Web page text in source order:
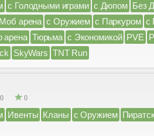
с Голодными играми с Дюпом Без
Моб арена с Оружием с Паркуром с
арена Тюрьма с Экономикой PVE
SkyWars TNT Run
0
Ивенты Кланы с Оружием